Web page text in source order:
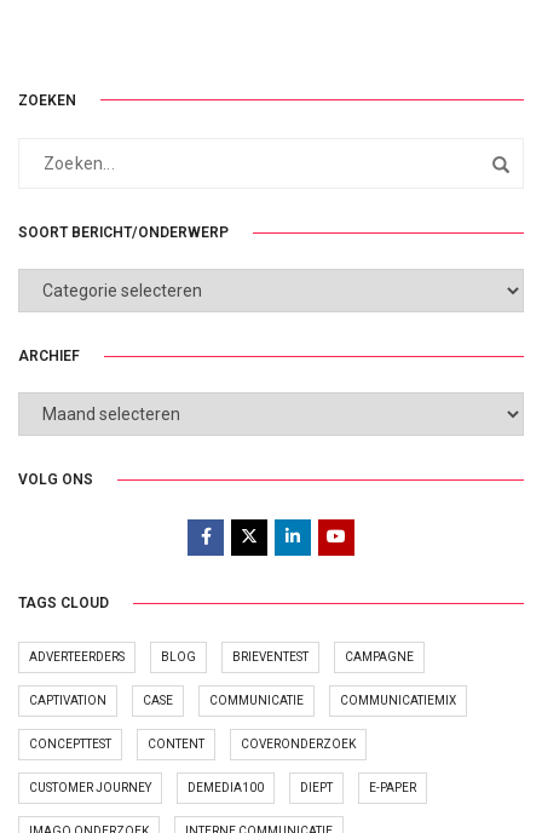
ZOEKEN
SOORT BERICHT/ONDERWERP
SOORT
BERICHT/ONDERWERP
ARCHIEF
ARCHIEF
VOLG ONS
TAGS CLOUD
ADVERTEERDERS BLOG BRIEVENTEST CAMPAGNE
CAPTIVATION CASE COMMUNICATIE COMMUNICATIEMIX
CONCEPTTEST CONTENT COVERONDERZOEK
CUSTOMER JOURNEY DEMEDIA100 DIEPT E-PAPER